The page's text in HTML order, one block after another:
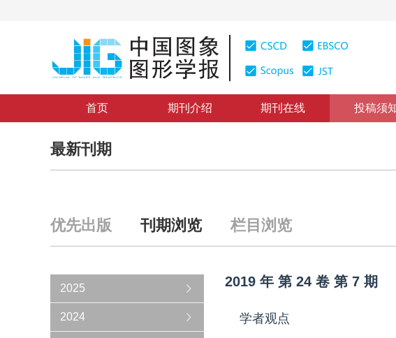
首页 期刊介绍 期刊在线 投稿须
最新刊期
优先出版 刊期浏览 栏目浏览
2025
2024
2019 年 第 24 卷 第 7 期
学者观点